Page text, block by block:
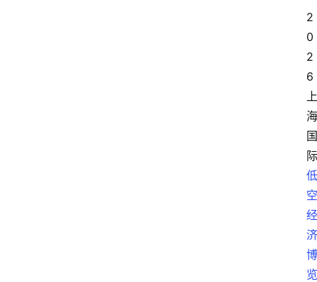
2
0
2
6
上
海
国
际
低
空
经
济
博
览